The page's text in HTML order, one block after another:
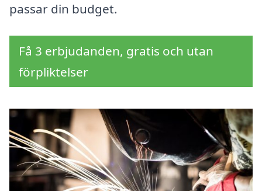
passar din budget.
Få 3 erbjudanden, gratis och utan
förpliktelser